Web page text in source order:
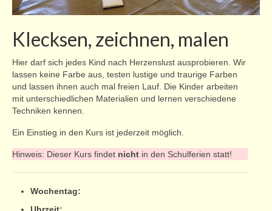
Klecksen, zeichnen, malen
Hier darf sich jedes Kind nach Herzenslust ausprobieren. Wir
lassen keine Farbe aus, testen lustige und traurige Farben
und lassen ihnen auch mal freien Lauf. Die Kinder arbeiten
mit unterschiedlichen Materialien und lernen verschiedene
Techniken kennen.
Ein Einstieg in den Kurs ist jederzeit möglich.
Hinweis: Dieser Kurs findet nicht in den Schulferien statt!
Wochentag:
Uhrzeit: